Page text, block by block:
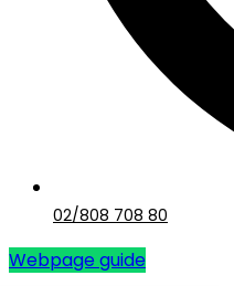
02/808 708 80
Webpage guide